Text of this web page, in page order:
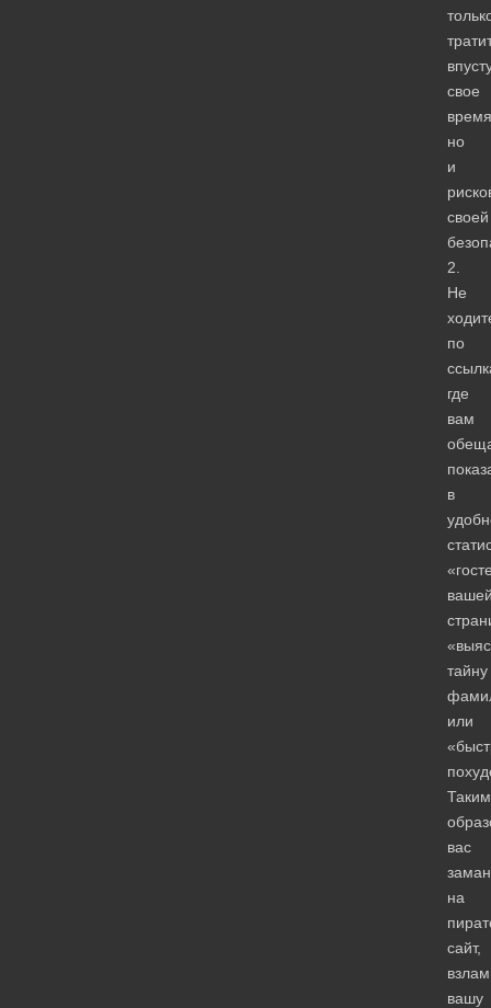
свое
но
и
своей
2.
Не
по
где
вам
в
тайну
или
Таким
вас
на
сайт,
вашу